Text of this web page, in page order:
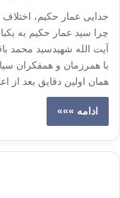
جدایی عمار حکیم،
چرا سید عمار حکیم به
آیت الله شهیدسید محمد
با همرزمان و همفکران
همان اولین دقایق بعد از
ادامه »»»